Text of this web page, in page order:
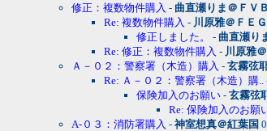
修正：複数物件購入 - 曲直瀬りま＠ＦＶＢ
Re: 複数物件購入 - 川原雅＠ＦＥＧ
修正しました。
- 曲直瀬り
Re: 修正：複数物件購入 - 川原雅
Ａ－０２：警察署（木造）購入 - 玄霧弦
Re: Ａ－０２：警察署（木造）購..
保険加入のお願い - 玄霧弦
Re: 保険加入のお願
A-０３：消防署購入 - 神室想真＠紅葉国